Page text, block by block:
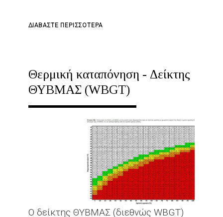
ΔΙΑΒΆΣΤΕ ΠΕΡΙΣΣΌΤΕΡΑ
Θερμική καταπόνηση - Δείκτης
ΘΥΒΜΑΣ (WBGT)
Ο δείκτης ΘΥΒΜΑΣ (διεθνώς WBGT)